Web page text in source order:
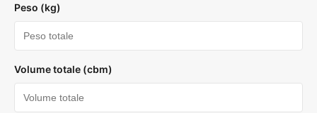
Peso (kg)
Volume totale (cbm)